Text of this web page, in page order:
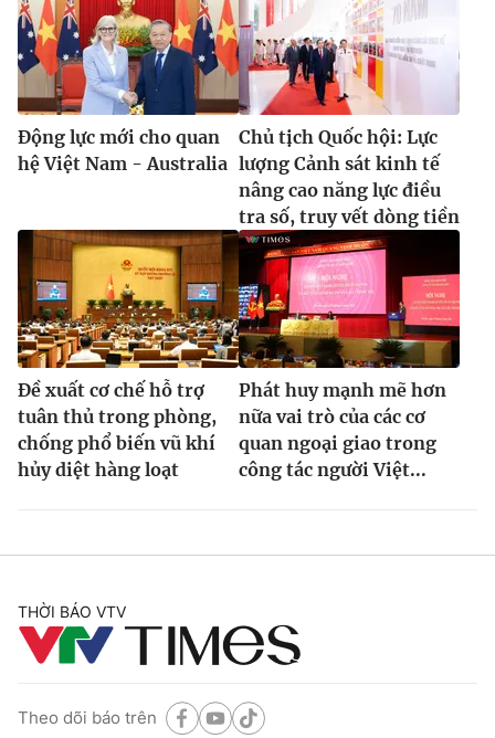
Động lực mới cho quan
hệ Việt Nam - Australia
Chủ tịch Quốc hội: Lực
lượng Cảnh sát kinh tế
nâng cao năng lực điều
tra số, truy vết dòng tiền
Đề xuất cơ chế hỗ trợ
tuân thủ trong phòng,
chống phổ biến vũ khí
hủy diệt hàng loạt
Phát huy mạnh mẽ hơn
nữa vai trò của các cơ
quan ngoại giao trong
công tác người Việt...
THỜI BÁO VTV
Theo dõi báo trên